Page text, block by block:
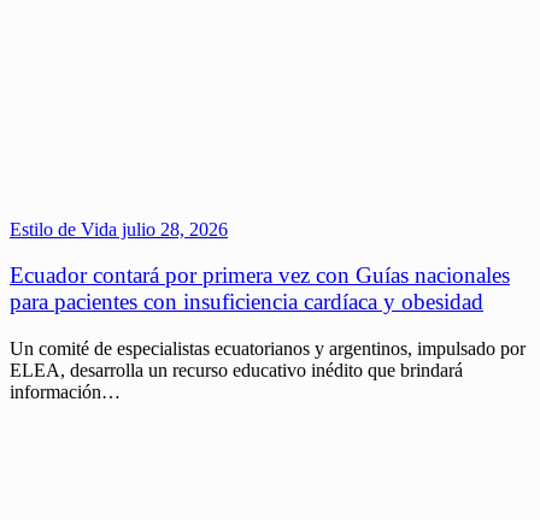
Estilo de Vida julio 28, 2026
Ecuador contará por primera vez con Guías nacionales
para pacientes con insuficiencia cardíaca y obesidad
Un comité de especialistas ecuatorianos y argentinos, impulsado por
ELEA, desarrolla un recurso educativo inédito que brindará
información…